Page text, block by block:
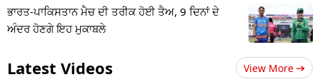
ਭਾਰਤ-ਪਾਕਿਸਤਾਨ ਮੈਚ ਦੀ ਤਰੀਕ ਹੋਈ ਤੈਅ, 9 ਦਿਨਾਂ ਦੇ
ਅੰਦਰ ਹੋਣਗੇ ਇਹ ਮੁਕਾਬਲੇ
Latest Videos View More